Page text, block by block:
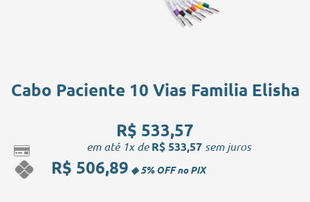
Cabo Paciente 10 Vias Familia Elisha
R$ 533,57
em até 1x deR$533,57 sem juros
R$ 506,89